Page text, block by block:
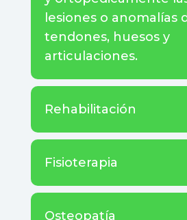
lesiones o anomalías
tendones, huesos y
articulaciones.
Rehabilitación
Fisioterapia
Osteopatía